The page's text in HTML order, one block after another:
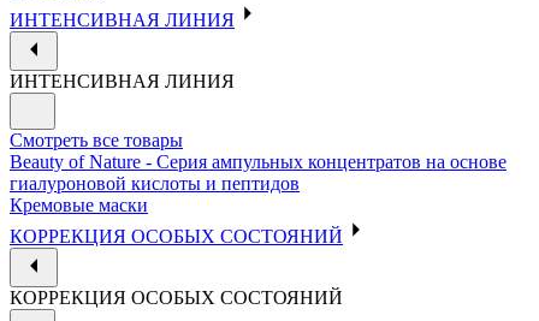
ИНТЕНСИВНАЯ ЛИНИЯ
ИНТЕНСИВНАЯ ЛИНИЯ
Смотреть все товары
Beauty of Nature - Серия ампульных концентратов на основе
гиалуроновой кислоты и пептидов
Кремовые маски
КОРРЕКЦИЯ ОСОБЫХ СОСТОЯНИЙ
КОРРЕКЦИЯ ОСОБЫХ СОСТОЯНИЙ